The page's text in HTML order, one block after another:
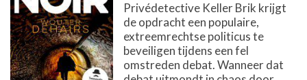
Privédetective Keller Brik krijgt
de opdracht een populaire,
extreemrechtse politicus te
beveiligen tijdens een fel
omstreden debat. Wanneer dat